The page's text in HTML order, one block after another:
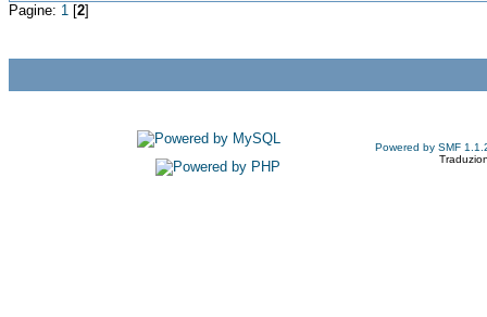
Pagine: 1 [2]
Powered by SMF